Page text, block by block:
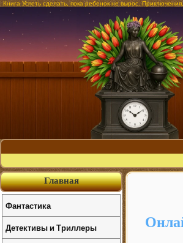
Книга Успеть сделать, пока ребенок не вырос.
Главная
Фантастика
Детективы и Триллеры